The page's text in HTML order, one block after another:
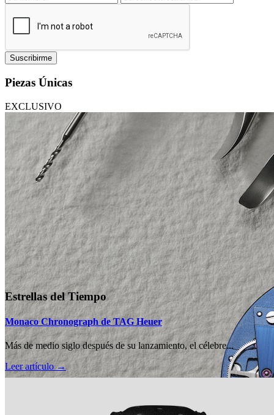
Suscribirme
Piezas Únicas
EXCLUSIVO
Estrellas del Tiempo
Monaco Chronograph de TAG Heuer
Más de medio siglo después de su lanzamiento, el célebre...
Leer artículo →